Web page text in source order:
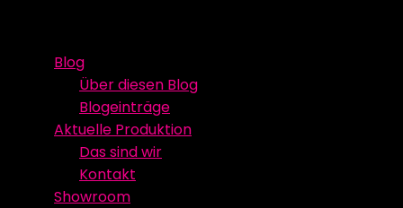
contentBlog
Über diesen Blog
Blogeinträge
Aktuelle Produktion
Das sind wir
Kontakt
Showroom